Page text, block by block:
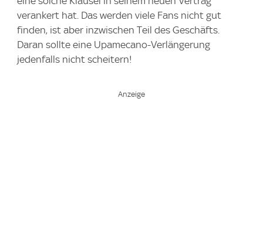
verankert hat. Das werden viele Fans nicht gut
finden, ist aber inzwischen Teil des Geschäfts.
Daran sollte eine Upamecano-Verlängerung
jedenfalls nicht scheitern!